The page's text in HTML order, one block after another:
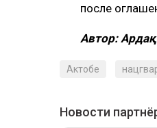
после
Автор:
Актобе